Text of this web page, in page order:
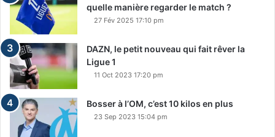
quelle manière regarder le match ?
27 Fév 2025 17:10 pm
DAZN, le petit nouveau qui fait rêver la
Ligue 1
11 Oct 2023 17:20 pm
Bosser à l’OM, c’est 10 kilos en plus
23 Sep 2023 15:04 pm